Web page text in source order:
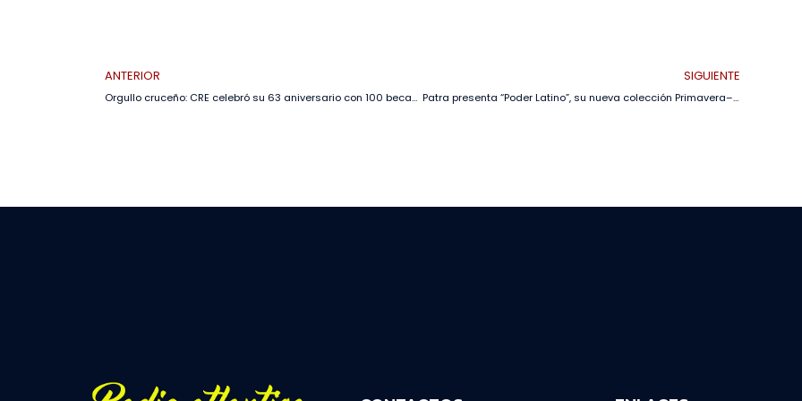
ANTERIOR
Orgullo cruceño: CRE celebró su 63 aniversario con 100 becas universitarias, 26 nuevos profesionales
SIGUIENTE
Patra presenta “Poder Latino”, su nueva colección Primavera–Verano inspirada en la riqueza cultural latinoamericana